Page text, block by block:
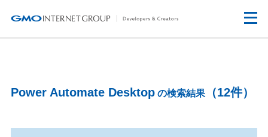
Power Automate Desktopの検索結果（12件）